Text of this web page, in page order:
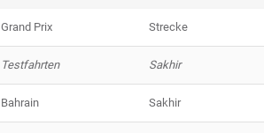
Grand Prix Strecke
Testfahrten Sakhir
Bahrain Sakhir